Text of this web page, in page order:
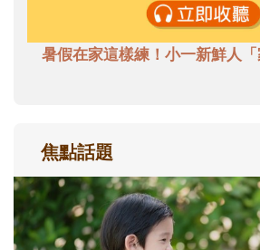
暑假在家這樣練！小一新鮮人「
焦點話題
和孩子一起長大的那個男